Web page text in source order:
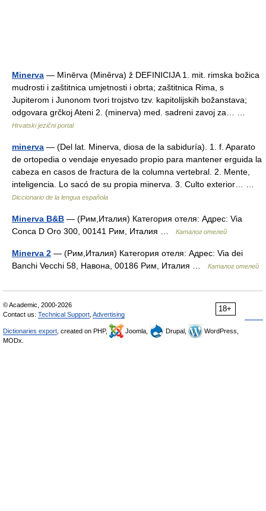
Minerva — Mìnērva (Minȇrva) ž DEFINICIJA 1. mit. rimska božica
mudrosti i zaštitnica umjetnosti i obrta; zaštitnica Rima, s
Jupiterom i Junonom tvori trojstvo tzv. kapitolijskih božanstava;
odgovara grčkoj Ateni 2. (minerva) med. sadreni zavoj za… …
Hrvatski jezični portal
minerva — (Del lat. Minerva, diosa de la sabiduría). 1. f. Aparato
de ortopedia o vendaje enyesado propio para mantener erguida la
cabeza en casos de fractura de la columna vertebral. 2. Mente,
inteligencia. Lo sacó de su propia minerva. 3. Culto exterior… …
Diccionario de la lengua española
Minerva B&B — (Рим,Италия) Категория отеля: Адрес: Via
Conca D Oro 300, 00141 Рим, Италия …
Каталог отелей
Minerva 2 — (Рим,Италия) Категория отеля: Адрес: Via dei
Banchi Vecchi 58, Навона, 00186 Рим, Италия …
Каталог отелей
18+
© Academic, 2000-2026
Contact us: Technical Support Advertising
Dictionaries export , created on PHP, Joomla, Drupal,
WordPress,
MODx.